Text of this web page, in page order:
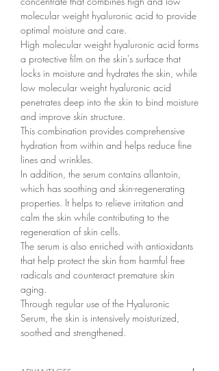
molecular weight hyaluronic acid to provide
optimal moisture and care.
High molecular weight hyaluronic acid forms
a protective film on the skin's surface that
locks in moisture and hydrates the skin, while
low molecular weight hyaluronic acid
penetrates deep into the skin to bind moisture
and improve skin structure.
This combination provides comprehensive
hydration from within and helps reduce fine
lines and wrinkles.
In addition, the serum contains allantoin,
which has soothing and skin-regenerating
properties. It helps to relieve irritation and
calm the skin while contributing to the
regeneration of skin cells.
The serum is also enriched with antioxidants
that help protect the skin from harmful free
radicals and counteract premature skin
aging.
Through regular use of the Hyaluronic
Serum, the skin is intensively moisturized,
soothed and strengthened.